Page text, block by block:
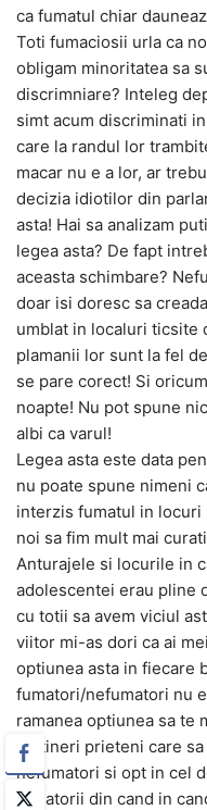
ca fumatul chiar
Toti fumaciosii urla ca
obligam minoritatea sa
discrimniare? Inteleg
simt acum discriminati
care la randul lor
macar nu e a lor, ar
decizia idiotilor din
asta! Hai sa analizam
legea asta? De fapt
aceasta schimbare?
doar isi doresc sa
umblat in localuri ticsite
plamanii lor sunt la fel
se pare corect! Si
noapte! Nu pot spune
albi ca varul!
Legea asta este data
nu poate spune nimeni
interzis fumatul in
noi sa fim mult mai
Anturajele si locurile in
adolescentei erau pline
cu totii sa avem viciul
viitor mi-as dori ca ai
optiunea asta in fiecare
fumatori/nefumatori nu
ramanea optiunea sa te
de tineri prieteni care
nefumatori si opt in cel
fumatorii din cand in